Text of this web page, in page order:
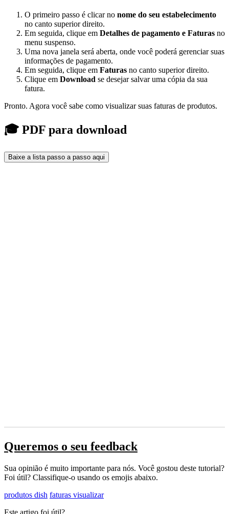
O primeiro passo é clicar no nome do seu estabelecimento
no canto superior direito.
Em seguida, clique em Detalhes de pagamento e Faturas no
menu suspenso.
Uma nova janela será aberta, onde você poderá gerenciar suas
informações de pagamento.
Em seguida, clique em Faturas no canto superior direito.
Clique em Download se desejar salvar uma cópia da sua
fatura.
Pronto. Agora você sabe como visualizar suas faturas de produtos.
🎓 PDF para download
Baixe a lista passo a passo aqui
Queremos o seu feedback
Sua opinião é muito importante para nós. Você gostou deste tutorial?
Foi útil? Classifique-o usando os emojis abaixo.
produtos dish faturas visualizar